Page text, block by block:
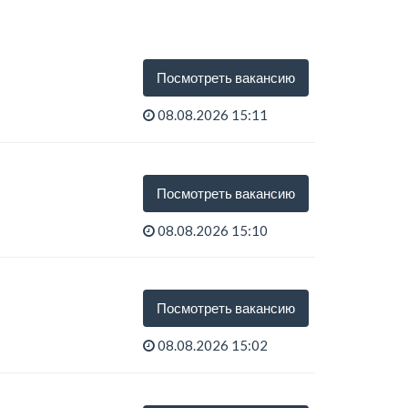
Посмотреть вакансию
08.08.2026 15:11
Посмотреть вакансию
08.08.2026 15:10
Посмотреть вакансию
08.08.2026 15:02